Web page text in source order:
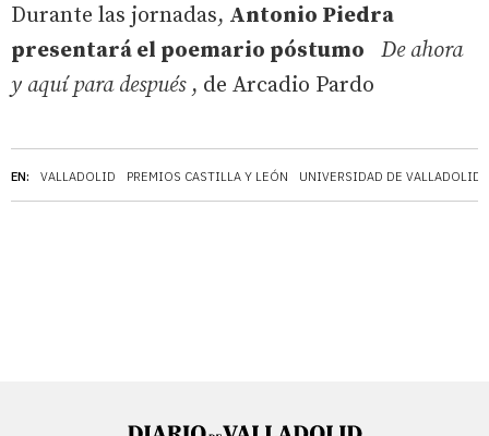
EN: VALLADOLID PREMIOS CASTILLA Y LEÓN UNIVERSIDAD DE VALLADOLID
Durante las jornadas, Antonio Piedra
presentará el poemario póstumo
De ahora
y aquí para después, de Arcadio Pardo